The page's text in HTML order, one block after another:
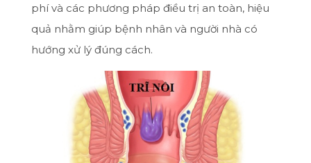
phí và các phương pháp điều trị an toàn, hiệu
quả nhằm giúp bệnh nhân và người nhà có
hướng xử lý đúng cách.